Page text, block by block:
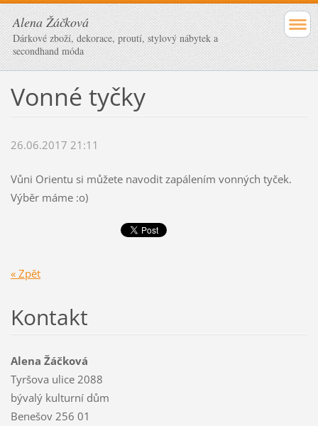
Alena Žáčková
Dárkové zboží, dekorace, proutí, stylový nábytek a
secondhand móda
Vonné tyčky
26.06.2017 21:11
Vůni Orientu si můžete navodit zapálením vonných tyček.
Výběr máme :o)
« Zpět
Kontakt
Alena Žáčková
Tyršova ulice 2088
bývalý kulturní dům
Benešov 256 01